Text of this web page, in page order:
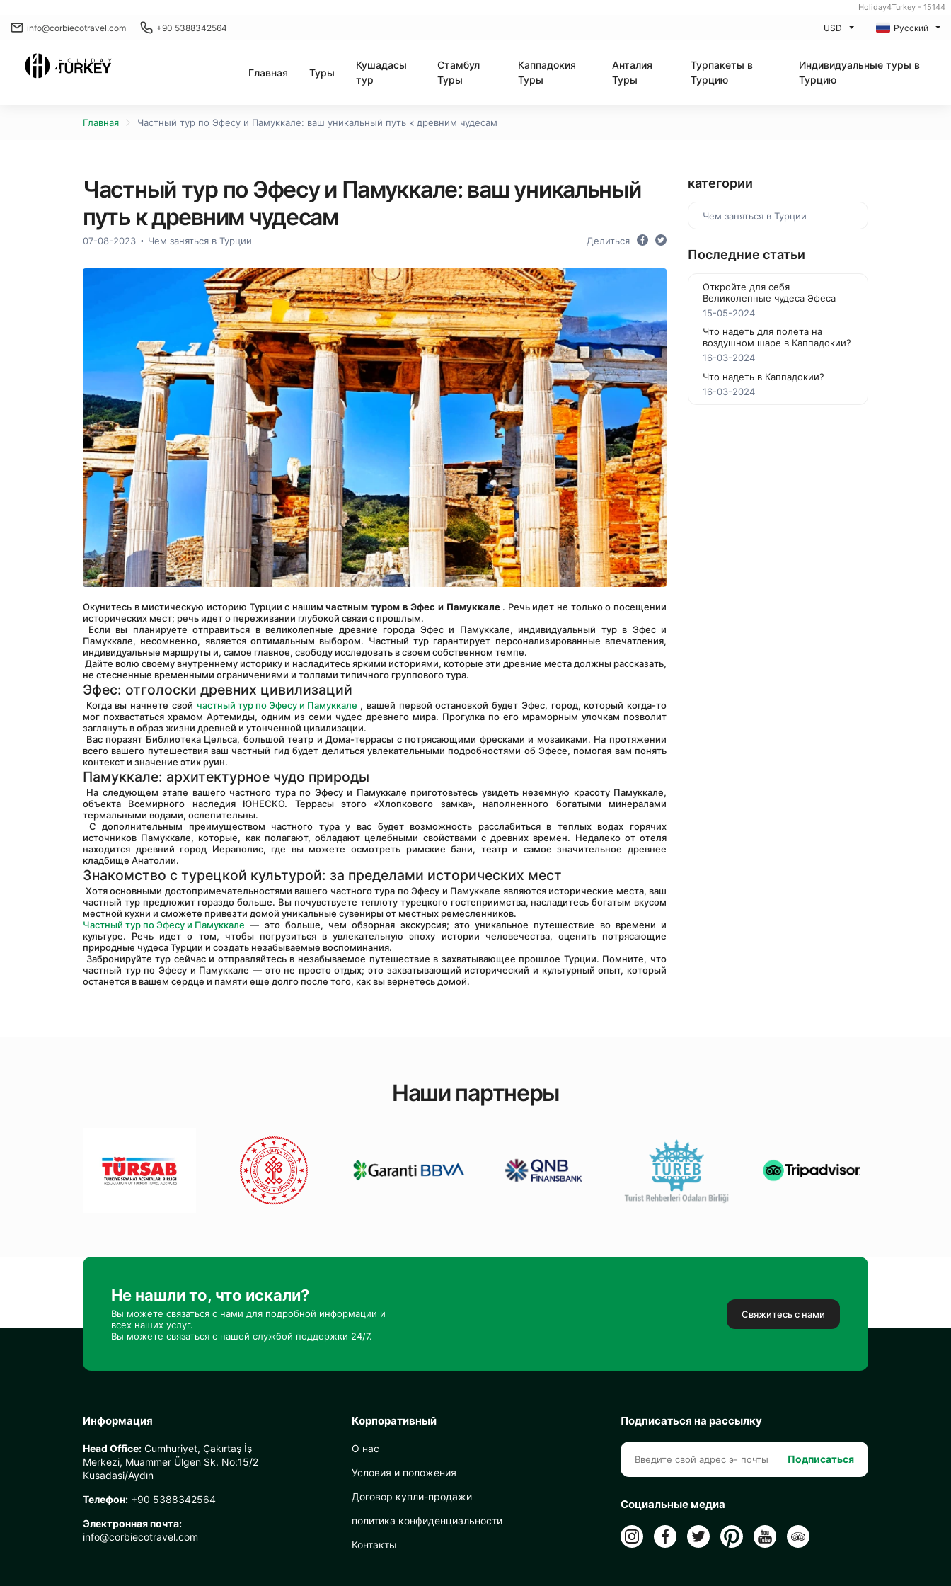
Holiday4Turkey - 15144
info@corbiecotravel.com +90 5388342564 USD Русский
Главная Туры
Кушадасы
тур
Стамбул
Туры
Каппадокия
Туры
Анталия
Туры
Турпакеты в
Турцию
Индивидуальные туры в
Турцию
Главная Частный тур по Эфесу и Памуккале: ваш уникальный путь к древним чудесам
Частный тур по Эфесу и Памуккале: ваш уникальный
путь к древним чудесам
07-08-2023 Чем заняться в Турции Делиться
Окунитесь в мистическую историю Турции с нашим частным туром в Эфес и Памуккале . Речь идет не только о посещении
исторических мест; речь идет о переживании глубокой связи с прошлым.
Памуккале, несомненно, является оптимальным выбором. Частный тур гарантирует персонализированные впечатления,
индивидуальные маршруты и, самое главное, свободу исследовать в своем собственном темпе.
не стесненные временными ограничениями и толпами типичного группового тура.
Эфес: отголоски древних цивилизаций
Когда вы начнете свой частный тур по Эфесу и Памуккале , вашей первой остановкой будет Эфес, город, который когда-то
мог похвастаться храмом Артемиды, одним из семи чудес древнего мира. Прогулка по его мраморным улочкам позволит
заглянуть в образ жизни древней и утонченной цивилизации.
всего вашего путешествия ваш частный гид будет делиться увлекательными подробностями об Эфесе, помогая вам понять
контекст и значение этих руин.
Памуккале: архитектурное чудо природы
объекта Всемирного наследия ЮНЕСКО. Террасы этого «Хлопкового замка», наполненного богатыми минералами
термальными водами, ослепительны.
источников Памуккале, которые, как полагают, обладают целебными свойствами с древних времен. Недалеко от отеля
находится древний город Иераполис, где вы можете осмотреть римские бани, театр и самое значительное древнее
кладбище Анатолии.
Знакомство с турецкой культурой: за пределами исторических мест
частный тур предложит гораздо больше. Вы почувствуете теплоту турецкого гостеприимства, насладитесь богатым вкусом
местной кухни и сможете привезти домой уникальные сувениры от местных ремесленников.
Частный тур по Эфесу и Памуккале — это больше, чем обзорная экскурсия; это уникальное путешествие во времени и
культуре. Речь идет о том, чтобы погрузиться в увлекательную эпоху истории человечества, оценить потрясающие
природные чудеса Турции и создать незабываемые воспоминания.
частный тур по Эфесу и Памуккале — это не просто отдых; это захватывающий исторический и культурный опыт, который
останется в вашем сердце и памяти еще долго после того, как вы вернетесь домой.
категории
Чем заняться в Турции
Последние статьи
Откройте для себя
Великолепные чудеса Эфеса
15-05-2024
Что надеть для полета на
воздушном шаре в Каппадокии?
16-03-2024
Что надеть в Каппадокии?
16-03-2024
Наши партнеры
Не нашли то, что искали?
Вы можете связаться с нами для подробной информации и
всех наших услуг.
Вы можете связаться с нашей службой поддержки 24/7.
Свяжитесь с нами
Информация
Head Office: Cumhuriyet, Çakırtaş İş
Merkezi, Muammer Ülgen Sk. No:15/2
Kusadasi/Aydın
Телефон: +90 5388342564
Электронная почта:
info@corbiecotravel.com
Корпоративный
О нас
Условия и положения
Договор купли-продажи
политика конфиденциальности
Контакты
Подписаться на рассылку
Подписаться
Социальные медиа